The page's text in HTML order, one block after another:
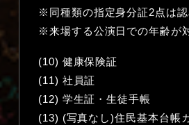
※同種類の指定身分証2点は
※来場する公演日での年齢が
(10) 健康保険証
(11) 社員証
(12) 学生証・生徒手帳
(13) (写真なし)住民基本台帳